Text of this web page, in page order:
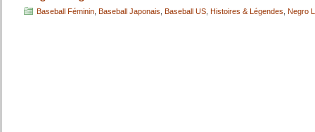
Baseball Féminin Baseball Japonais Baseball US Histoires & Légendes Negro